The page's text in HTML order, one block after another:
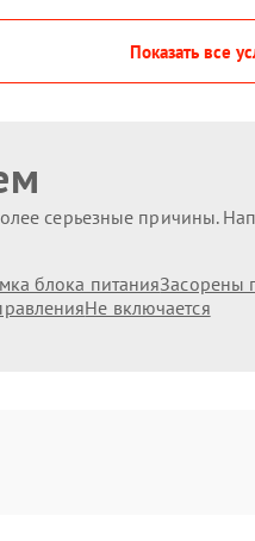
Показать все
серьезные причины.
блока питанияЗасорены
Не включается